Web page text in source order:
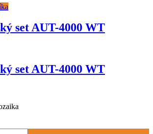
set AUT-4000 WT
set AUT-4000 WT